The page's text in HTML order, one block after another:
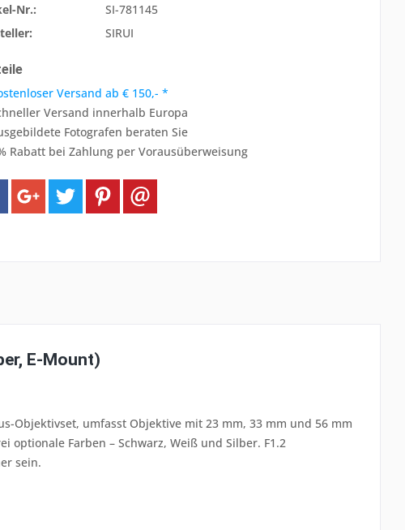
Nr.:
SI-781145
SIRUI
Versand ab € 150,- *
Versand innerhalb Europa
Fotografen beraten Sie
Rabatt bei Zahlung per Vorausüberweisung
E-Mount)
Objektivset, umfasst Objektive mit 23 mm, 33 mm und 56 mm
Farben – Schwarz, Weiß und Silber. F1.2
sein.